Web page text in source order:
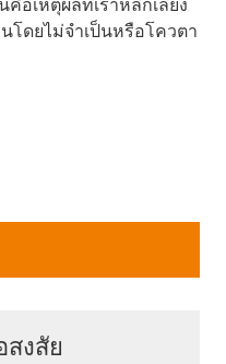
อเหตุผลที่เราหลีกเลี่ยง
ดยไม่จำเป็นหรือโควตา
งสัย